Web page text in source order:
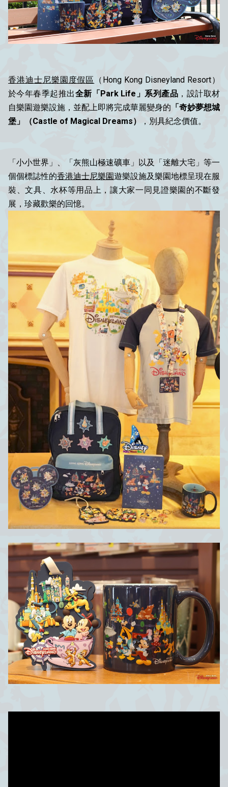
香港迪士尼樂園度假區
（Hong Kong Disneyland Resort）
於今年春季起推出全新「Park Life」系列產品 ，設計取材
自樂園遊樂設施，並配上即將完成華麗變身的 「奇妙夢想城
堡」
（Castle of Magical Dreams） ， 別具紀念價值。
「小小世界」、「灰熊山極速礦車」以及「迷離大宅」等一
個個標誌性的香港迪士尼樂園遊樂設施及樂園地標呈現在服
裝、文具、水杯等用品上，讓大家一同見證樂園的不斷發
展，珍藏歡樂的回憶。